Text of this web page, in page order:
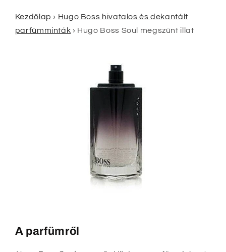
Kezdőlap › Hugo Boss hivatalos és dekantált
parfümminták › Hugo Boss Soul megszűnt illat
A parfümről